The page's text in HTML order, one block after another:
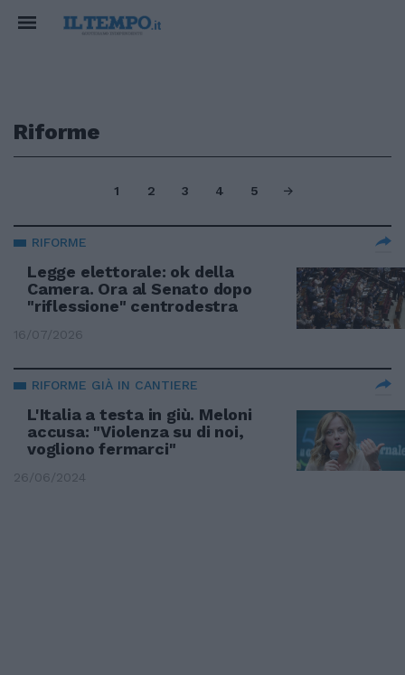
Riforme
1 2 3 4 5
RIFORME
Legge elettorale: ok della
Camera. Ora al Senato dopo
"riflessione" centrodestra
16/07/2026
RIFORME GIÀ IN CANTIERE
L'Italia a testa in giù. Meloni
accusa: "Violenza su di noi,
vogliono fermarci"
26/06/2024